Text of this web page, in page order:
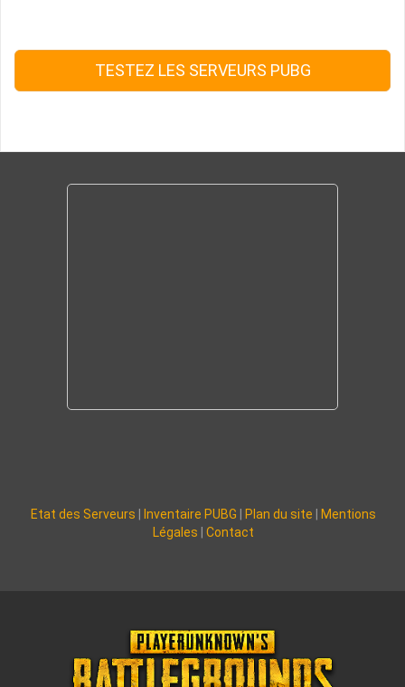
TESTEZ LES SERVEURS PUBG
Etat des Serveurs Inventaire PUBG Plan du site
Mentions
Légales
Contact